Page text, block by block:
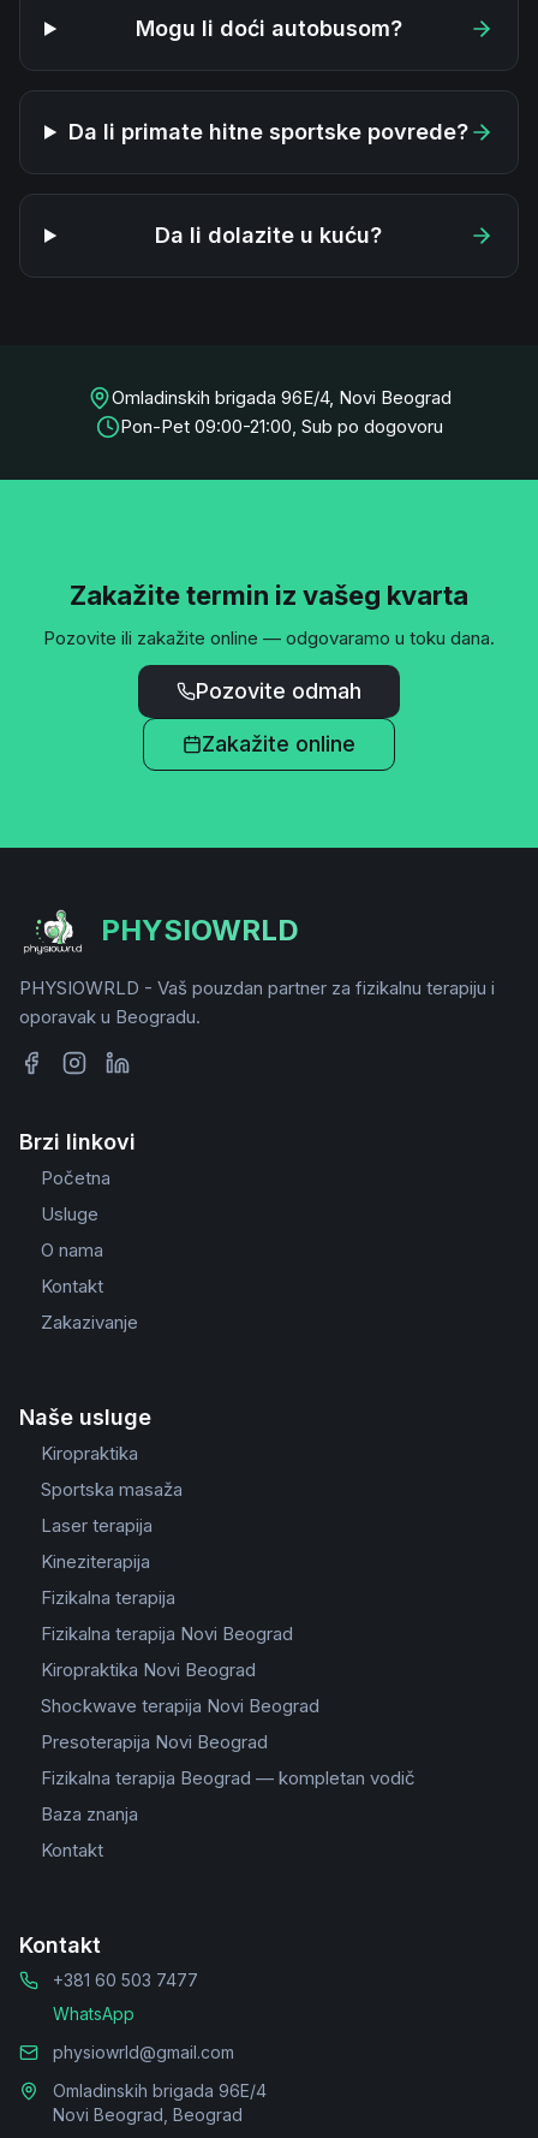
Mogu li doći autobusom?
Da li primate hitne sportske povrede?
Da li dolazite u kuću?
Omladinskih brigada 96E/4, Novi Beograd
Pon-Pet 09:00-21:00, Sub po dogovoru
Zakažite termin iz vašeg kvarta
Pozovite ili zakažite online — odgovaramo u toku dana.
Pozovite odmah
Zakažite online
PHYSIOWRLD
PHYSIOWRLD - Vaš pouzdan partner za fizikalnu terapiju i
oporavak u Beogradu.
Brzi linkovi
Početna
Usluge
O nama
Kontakt
Zakazivanje
Naše usluge
Kiropraktika
Sportska masaža
Laser terapija
Kineziterapija
Fizikalna terapija
Fizikalna terapija Novi Beograd
Kiropraktika Novi Beograd
Shockwave terapija Novi Beograd
Presoterapija Novi Beograd
Fizikalna terapija Beograd — kompletan vodič
Baza znanja
Kontakt
Kontakt
+381 60 503 7477
WhatsApp
physiowrld@gmail.com
Omladinskih brigada 96E/4
Novi Beograd, Beograd